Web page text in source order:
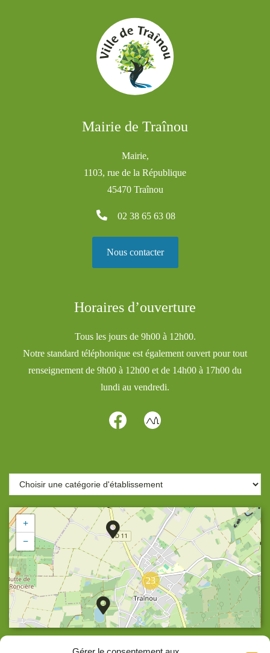
Mairie de Traînou
Mairie,
1103, rue de la République
45470 Traînou
02 38 65 63 08
Nous contacter
Horaires d’ouverture
Tous les jours de 9h00 à 12h00.
Notre standard téléphonique est également ouvert pour tout
renseignement de 9h00 à 12h00 et de 14h00 à 17h00 du
lundi au vendredi.
23
+
−